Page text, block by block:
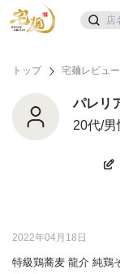
トップ 宅麺レビュー
パレリ
20代/男
2022年04月18日
特級鶏蕎麦 龍介 純鶏